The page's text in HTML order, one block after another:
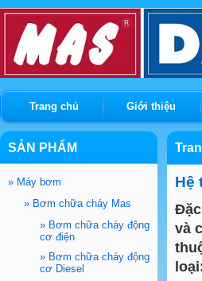
Hệ
và
SẢN PHẨM
» Máy bơm
» Bơm chữa cháy Mas
» Bơm chữa cháy động
cơ điện
» Bơm chữa cháy động
cơ Diesel
Trang chủ Giới thiệu